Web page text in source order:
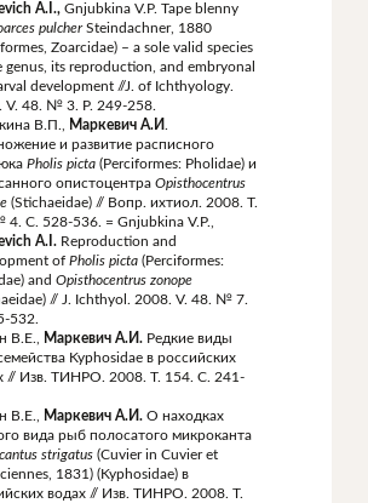
A.I., Gnjubkina V.P. Tape blenny
pulcherSteindachner, 1880
Zoarcidae) – a sole valid species
genus, its reproduction, and embryonal
development //J. of Ichthyology.
V. 48. № 3. P. 249-258.
В.П., Маркевич А.И.
и развитие расписного
Pholis picta (Perciformes: Pholidae) и
опистоцентраOpisthocentrus
(Stichaeidae) // Вопр. ихтиол. 2008. Т.
С. 528-536. = Gnjubkina V.P.,
A.I. Reproduction and
ofPholis picta (Perciformes:
andOpisthocentrus zonope
// J. Ichthyol. 2008. V. 48. № 7.
532.
В.Е., Маркевич А.И. Редкие виды
Kyphosidae в российских
// Изв. ТИНРО. 2008. Т. 154. С. 241-
В.Е., Маркевич А.И. О находках
вида рыб полосатого микроканта
strigatus (Cuvier in Cuvier et
1831) (Kyphosidae) в
водах // Изв. ТИНРО. 2008. Т.